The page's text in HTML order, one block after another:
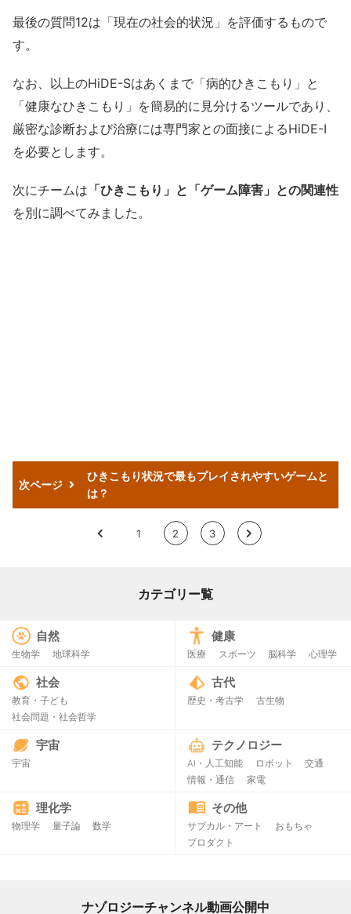
最後の質問12は「現在の社会的状況」を評価するもので
す。
なお、以上のHiDE-Sはあくまで「病的ひきこもり」と
「健康なひきこもり」を簡易的に見分けるツールであり、
厳密な診断および治療には専門家との面接によるHiDE-I
を必要とします。
次にチームは 「ひきこもり」と「ゲーム障害」との関連性
を別に調べてみました。
次ページ
ひきこもり状況で最もプレイされやすいゲームと
は？
< 1 2 3 >
カテゴリー覧
自然
生物学 地球科学
健康
医療 スポーツ 脳科学 心理学
社会
教育・子ども
社会問題・社会哲学
古代
歴史・考古学 古生物
宇宙
宇宙
テクノロジー
AI・人工知能 ロボット
交通
情報・通信
家電
理化学
物理学 量子論 数学
その他
サブカル・アート
おもちゃ
プロダクト
ナゾロジーチャンネル動画公開中